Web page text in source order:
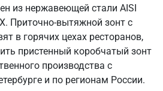
из нержавеющей стали AISI
Приточно-вытяжной зонт с
в горячих цехах ресторанов,
пристенный коробчатый зонт
производства с
и по регионам России.